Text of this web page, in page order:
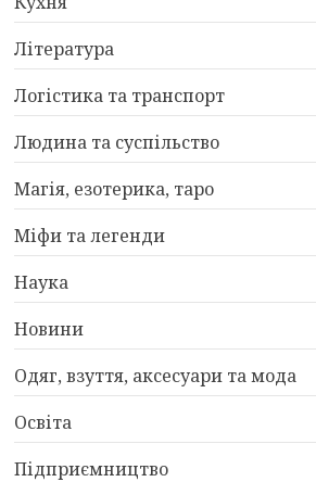
Література
Логістика та транспорт
Людина та суспільство
Магія, езотерика, таро
Міфи та легенди
Наука
Новини
Одяг, взуття, аксесуари та мода
Освіта
Підприємництво